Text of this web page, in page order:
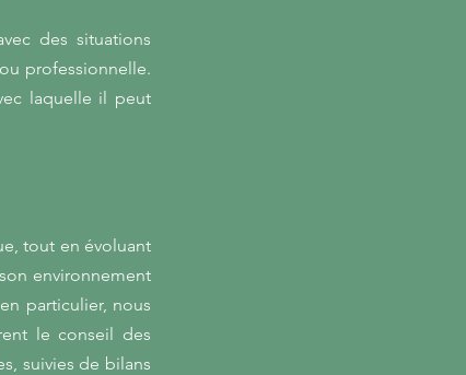
des situations
professionnelle.
laquelle il peut
tout en évoluant
environnement
particulier, nous
le conseil des
suivies de bilans